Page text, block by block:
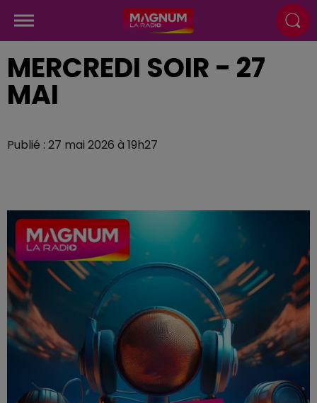
MERCREDI SOIR - 27
MAI
Publié : 27 mai 2026 à 19h27